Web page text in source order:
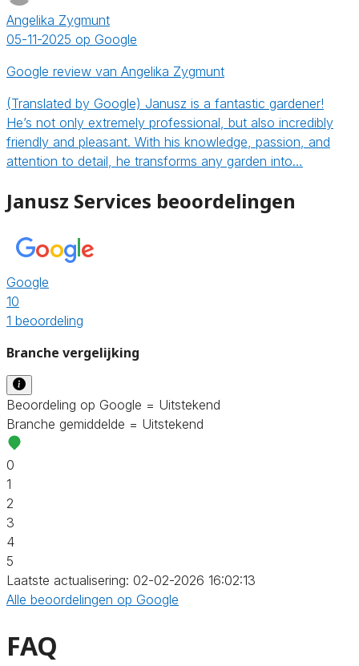
Angelika Zygmunt
05-11-2025 op Google
Google review van Angelika Zygmunt
(Translated by Google) Janusz is a fantastic gardener!
He’s not only extremely professional, but also incredibly
friendly and pleasant. With his knowledge, passion, and
attention to detail, he transforms any garden into…
Janusz Services beoordelingen
Google
10
1 beoordeling
Branche vergelijking
Beoordeling op Google = Uitstekend
Branche gemiddelde = Uitstekend
0
1
2
3
4
5
Laatste actualisering: 02-02-2026 16:02:13
Alle beoordelingen op Google
FAQ